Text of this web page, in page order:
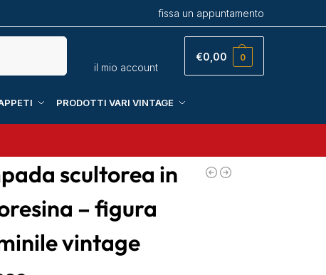
fissa un appuntamento
il mio account
€0,00 0
PRODOTTI VARI VINTAGE
scultorea in
– figura
vintage